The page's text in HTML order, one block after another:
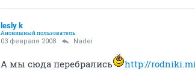
lesly k
Анонимный пользователь
03 февраля 2008 Nadei
А мы сюда перебрались http://